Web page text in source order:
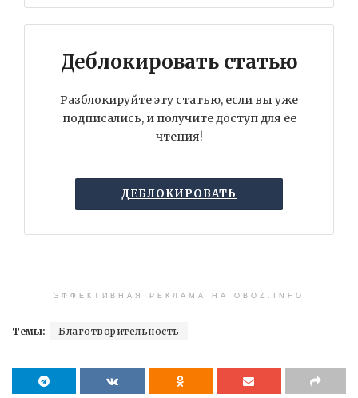
Деблокировать статью
Разблокируйте эту статью, если вы уже
подписались, и получите доступ для ее
чтения!
ДЕБЛОКИРОВАТЬ
ЭФФЕКТИВНАЯ РЕКЛАМА НА OBOZ.INFO
Темы: Благотворительность